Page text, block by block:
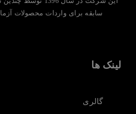
سابقه برای واردات محصولات
لینک ها
گالری